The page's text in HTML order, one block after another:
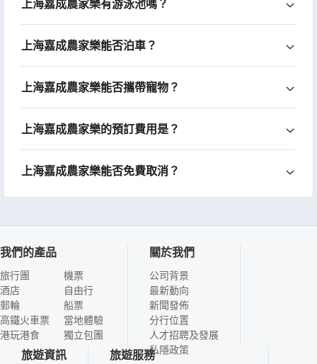
上海嘉成農家樂有游泳池嗎？
上海嘉成農家樂能否泊車？
上海嘉成農家樂能否攜帶寵物？
上海嘉成農家樂的預訂費用是？
上海嘉成農家樂能否免費取消？
我們的產品
旅行團
酒店
郵輪
高鐵火車票
港玩港食
機票
自由行
船票
當地體驗
獨立包團
關於我們
公司背景
最新動向
新聞發佈
分行位置
人才招聘及發展
私隱政策
旅遊資訊 旅遊服務